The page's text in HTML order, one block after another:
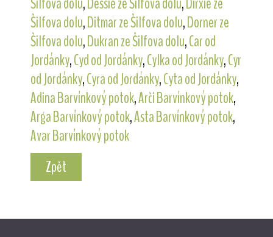
Šilfova dolu,Ditmar ze Šilfova dolu,Dorner ze
Šilfova dolu,Dukran ze Šilfova dolu,Car od
Jordánky,Cyd od Jordánky,Cylka od Jordánky,Cyr
od Jordánky,Cyra od Jordánky,Cyta od Jordánky,
Adina Barvínkový potok,Arči Barvínkový potok,
Arga Barvínkový potok,Asta Barvínkový potok,
Avar Barvínkový potok
Zpět